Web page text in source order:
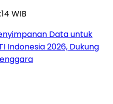
WIB
Data untuk
Indonesia 2026, Dukung